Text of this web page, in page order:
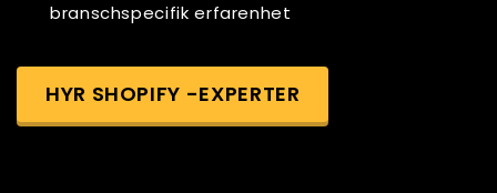
branschspecifik erfarenhet
HYR SHOPIFY -EXPERTER